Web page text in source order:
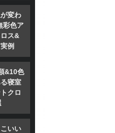
変わ
彩色ア
ス&
例
&10色
寝室
クロ
いい